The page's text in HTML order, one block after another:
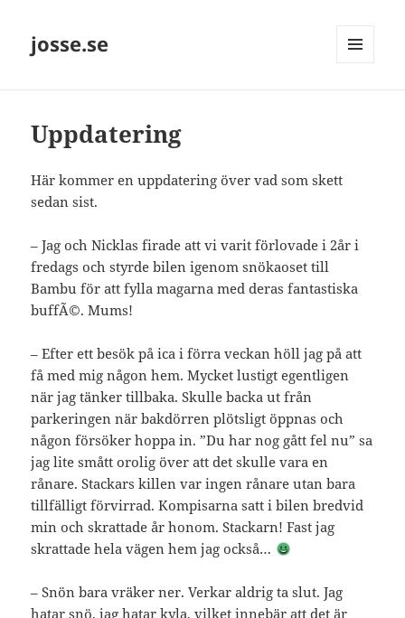
josse.se
Uppdatering
Här kommer en uppdatering över vad som skett
sedan sist.
– Jag och Nicklas firade att vi varit förlovade i 2år i
fredags och styrde bilen igenom snökaoset till
Bambu för att fylla magarna med deras fantastiska
buffÃ©. Mums!
– Efter ett besök på ica i förra veckan höll jag på att
få med mig någon hem. Mycket lustigt egentligen
när jag tänker tillbaka. Skulle backa ut från
parkeringen när bakdörren plötsligt öppnas och
någon försöker hoppa in. ”Du har nog gått fel nu” sa
jag lite smått orolig över att det skulle vara en
rånare. Stackars killen var ingen rånare utan bara
tillfälligt förvirrad. Kompisarna satt i bilen bredvid
min och skrattade år honom. Stackarn! Fast jag
skrattade hela vägen hem jag också…
– Snön bara vräker ner. Verkar aldrig ta slut. Jag
hatar snö, jag hatar kyla, vilket innebär att det är